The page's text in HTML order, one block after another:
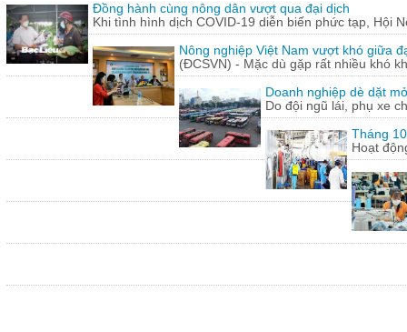
Đồng hành cùng nông dân vượt qua đại dịch
Khi tình hình dịch COVID-19 diễn biến phức tạp, Hội
Nông nghiệp Việt Nam vượt khó giữa
(ĐCSVN) - Mặc dù gặp rất nhiều khó
Doanh nghiệp dè dặt
Do đội ngũ lái, phụ xe
Tháng
Hoạt